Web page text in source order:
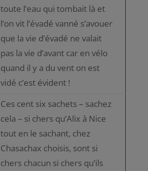
toute l’eau qui tombait là et
l’on vit l’évadé vanné s’avouer
que la vie d’évadé ne valait
pas la vie d’avant car en vélo
quand il y a du vent on est
vidé c’est évident !
Ces cent six sachets – sachez
cela – si chers qu’Alix à Nice
tout en le sachant, chez
Chasachax choisis, sont si
chers chacun si chers qu’ils